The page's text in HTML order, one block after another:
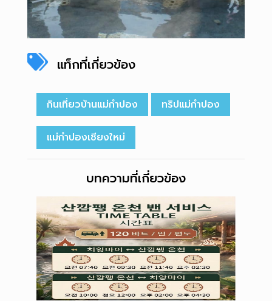
แท็กที่เกี่ยวข้อง
กินเที่ยวบ้านแม่กำปอง ทริปแม่กำปอง
แม่กำปองเชียงใหม่
บทความที่เกี่ยวข้อง